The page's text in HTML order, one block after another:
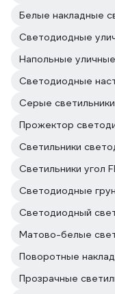
Белые накладные
Светодиодные
Напольные
Серые светильники
Прожектор
Светильники
Светильники угол
Светодиодные
Светодиодный
Матово-белые
Поворотные
Прозрачные